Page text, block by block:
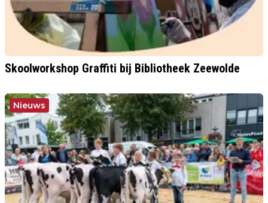
Skoolworkshop Graffiti bij Bibliotheek Zeewolde
Nieuws